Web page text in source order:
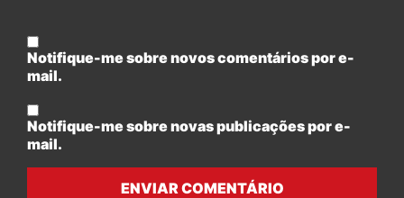
Notifique-me sobre novos comentários por e-
mail.
Notifique-me sobre novas publicações por e-
mail.
ENVIAR COMENTÁRIO